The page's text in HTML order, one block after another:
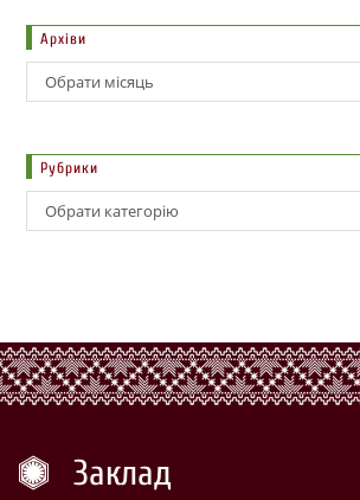
Архіви
Обрати місяць
Рубрики
Обрати категорію
Заклад